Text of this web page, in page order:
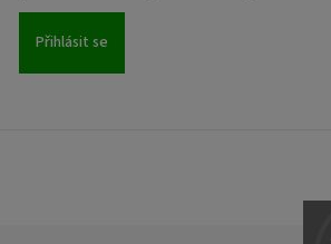
Přihlásit se